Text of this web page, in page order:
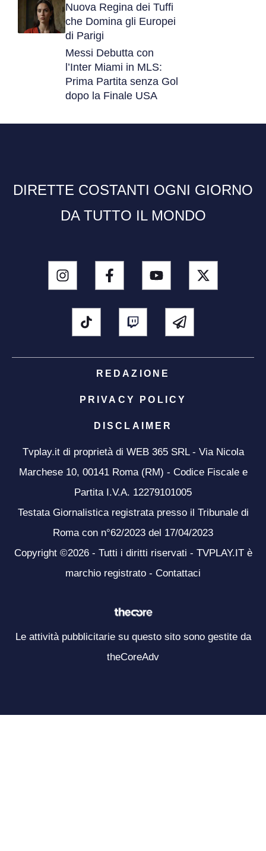
Nuova Regina dei Tuffi
che Domina gli Europei
di Parigi
Messi Debutta con
l’Inter Miami in MLS:
Prima Partita senza Gol
dopo la Finale USA
DIRETTE COSTANTI OGNI GIORNO
DA TUTTO IL MONDO
REDAZIONE
PRIVACY POLICY
DISCLAIMER
Tvplay.it di proprietà di WEB 365 SRL - Via Nicola
Marchese 10, 00141 Roma (RM) - Codice Fiscale e
Partita I.V.A. 12279101005
Testata Giornalistica registrata presso il Tribunale di
Roma con n°62/2023 del 17/04/2023
Copyright ©2026 - Tutti i diritti riservati - TVPLAY.IT è
marchio registrato - Contattaci
Le attività pubblicitarie su questo sito sono gestite da
theCoreAdv